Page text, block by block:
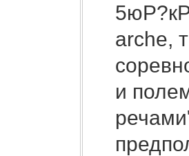
arche,
и